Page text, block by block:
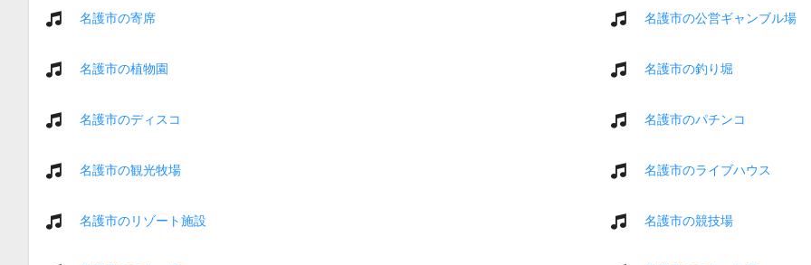
名護市の寄席 名護市の公営ギャンブル場
名護市の植物園 名護市の釣り堀
名護市のディスコ 名護市のパチンコ
名護市の観光牧場 名護市のライブハウス
名護市のリゾート施設 名護市の競技場